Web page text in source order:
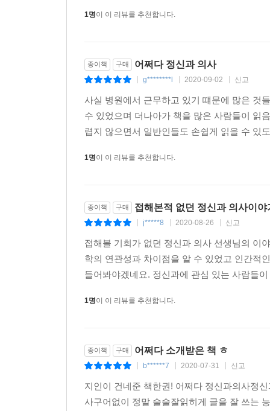
괜찮은 사람이 주변에 분명히 있었음에도 ‘완벽
인생에 큰 영향을 미친다는 것을 체감한 저자는,
일관되게 반응하기.’ 일단 민감성 면에서는
밝게 자랐다. 그렇게 2년을 보낸 어느 날, 출근
아빠’를 목표로 삼는다. 항상 웃으며 안아주던
저자는 완벽한 부모가 아닌 ‘충분히 좋은 부모’가
강조한다. 밥을 챙겨 먹은 것, 회사에 출근한
내담자들에게 전하면, 그들은 “그건 당연히
당연한지도 모르겠고, 설사 당연한 일을 했다고
“정신과 의사가 된 그날부터 자주 화가 났다”
자주 화가 났다.
마지막 장에는 그 편견을 깨뜨리려는 저자의 노
정신의학을 비롯한 현대 의학이 아직 풀지 못한
1명이 이 리뷰를 추천합니다.
종이책 구매 어쩌다 정신과 의사
g********l 2020-09-02 신고
사실 병원에서 근무하고 있기 떄문에 많은 것
수 있었으며 더나아가 책을 많은 사람들이 읽
렵지 않으면서 일반인들도 손쉽게 읽을 수 있
1명이 이 리뷰를 추천합니다.
종이책 구매 접해본적 없던 정신과 의사이야
j*****8 2020-08-26 신고
접해볼 기회가 없던 정신과 의사 선생님의 이
학의 연관성과 차이점을 알 수 있었고 인간적
들어봐야겠네요. 정신과에 관심 있는 사람들
1명이 이 리뷰를 추천합니다.
종이책 구매 어쩌다 소개받은 책 ㅎ
b******7 2020-07-31 신고
지인이 건네준 책한권! 어쩌다 정신과의사정
사구어없이 정말 술술잘읽히게 글을 잘 쓰는